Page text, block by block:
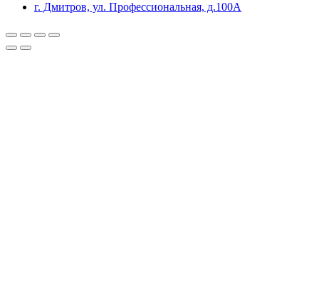
г. Дмитров, ул. Профессиональная, д.100А